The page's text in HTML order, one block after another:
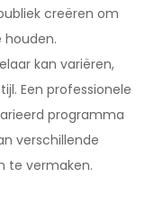
creëren om
houden.
kan variëren,
Een professionele
programma
verschillende
te vermaken.